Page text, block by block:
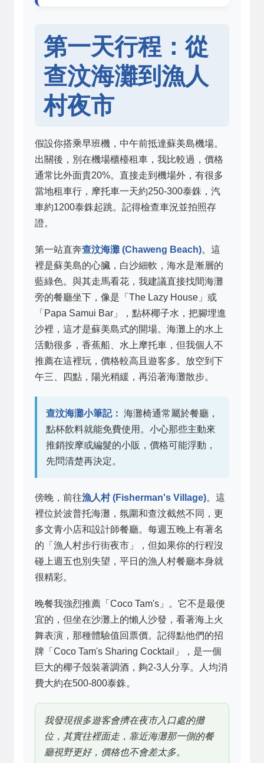
第一天行程：從
查汶海灘到漁人
村夜市
假設你搭乘早班機，中午前抵達蘇美島機場。
出關後，別在機場櫃檯租車，我比較過，價格
通常比外面貴20%。直接走到機場外，有很多
當地租車行，摩托車一天約250-300泰銖，汽
車約1200泰銖起跳。記得檢查車況並拍照存
證。
第一站直奔查汶海灘 (Chaweng Beach)。這
裡是蘇美島的心臟，白沙細軟，海水是漸層的
藍綠色。與其走馬看花，我建議直接找間海灘
旁的餐廳坐下，像是「The Lazy House」或
「Papa Samui Bar」，點杯椰子水，把腳埋進
沙裡，這才是蘇美島式的開場。海灘上的水上
活動很多，香蕉船、水上摩托車，但我個人不
推薦在這裡玩，價格較高且遊客多。放空到下
午三、四點，陽光稍緩，再沿著海灘散步。
查汶海灘小筆記： 海灘椅通常屬於餐廳，
點杯飲料就能免費使用。小心那些主動來
推銷按摩或編髮的小販，價格可能浮動，
先問清楚再決定。
傍晚，前往漁人村 (Fisherman's Village)。這
裡位於波普托海灘，氛圍和查汶截然不同，更
多文青小店和設計師餐廳。每週五晚上有著名
的「漁人村步行街夜市」，但如果你的行程沒
碰上週五也別失望，平日的漁人村餐廳本身就
很精彩。
晚餐我強烈推薦「Coco Tam's」。它不是最便
宜的，但坐在沙灘上的懶人沙發，看著海上火
舞表演，那種體驗值回票價。記得點他們的招
牌「Coco Tam's Sharing Cocktail」，是一個
巨大的椰子殼裝著調酒，夠2-3人分享。人均消
費大約在500-800泰銖。
我發現很多遊客會擠在夜市入口處的攤
位，其實往裡面走，靠近海灘那一側的餐
廳視野更好，價格也不會差太多。